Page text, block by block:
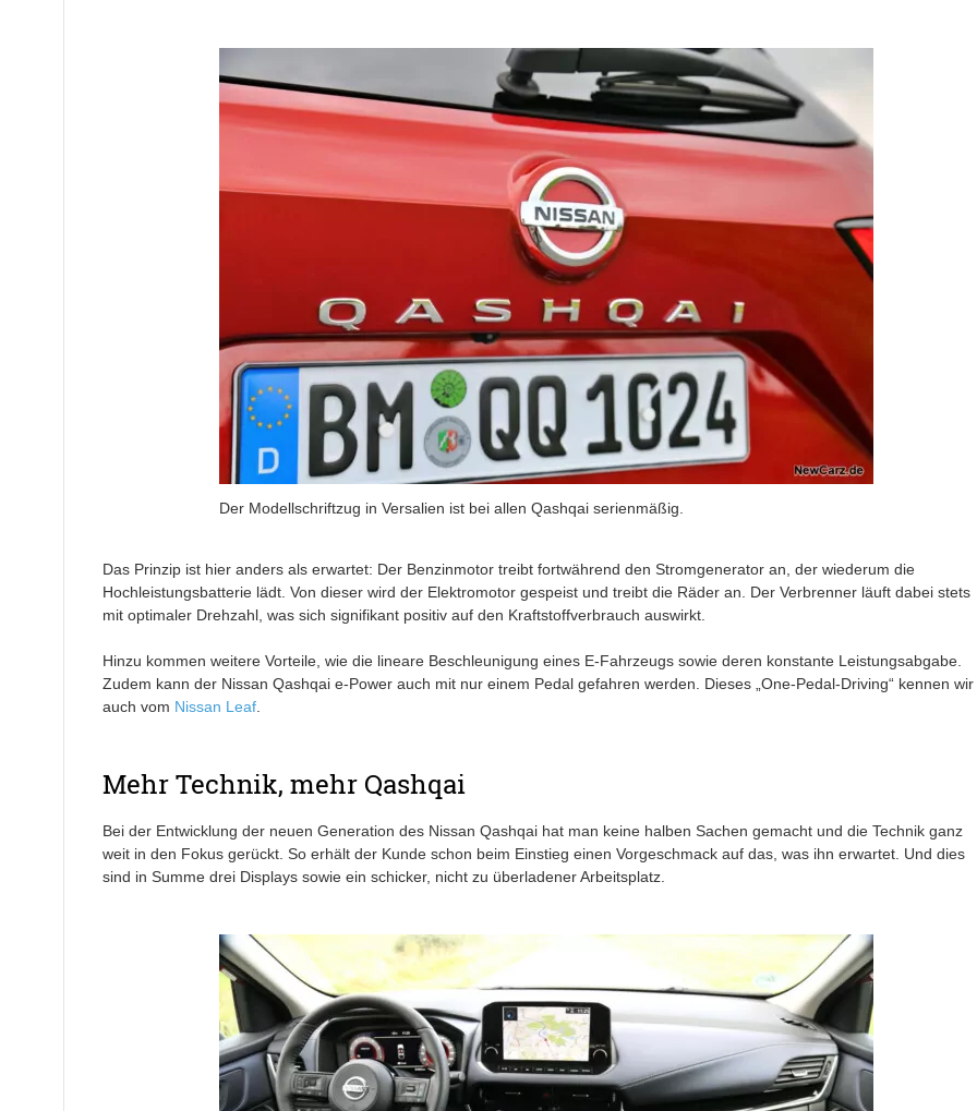
Der Modellschriftzug in Versalien ist bei allen Qashqai serienmäßig.
Das Prinzip ist hier anders als erwartet: Der Benzinmotor treibt fortwährend den Stromgenerator an, der wiederum die
Hochleistungsbatterie lädt. Von dieser wird der Elektromotor gespeist und treibt die Räder an. Der Verbrenner läuft dabei stets
mit optimaler Drehzahl, was sich signifikant positiv auf den Kraftstoffverbrauch auswirkt.
Hinzu kommen weitere Vorteile, wie die lineare Beschleunigung eines E-Fahrzeugs sowie deren konstante Leistungsabgabe.
Zudem kann der Nissan Qashqai e-Power auch mit nur einem Pedal gefahren werden. Dieses „One-Pedal-Driving“ kennen wir
auch vom Nissan Leaf.
Mehr Technik, mehr Qashqai
Bei der Entwicklung der neuen Generation des Nissan Qashqai hat man keine halben Sachen gemacht und die Technik ganz
weit in den Fokus gerückt. So erhält der Kunde schon beim Einstieg einen Vorgeschmack auf das, was ihn erwartet. Und dies
sind in Summe drei Displays sowie ein schicker, nicht zu überladener Arbeitsplatz.